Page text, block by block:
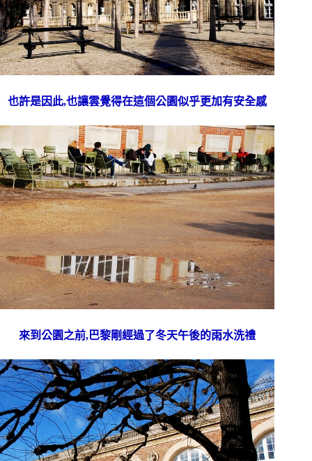
也許是因此,也讓雲覺得在這個公園似乎更加有安全感
來到公園之前,巴黎剛經過了冬天午後的雨水洗禮